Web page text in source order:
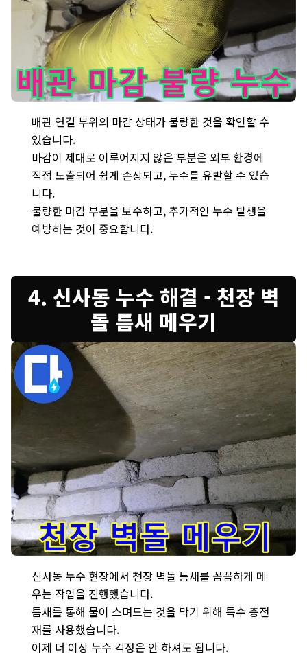
배관 연결 부위의 마감 상태가 불량한 것을 확인할 수
있습니다.
마감이 제대로 이루어지지 않은 부분은 외부 환경에
직접 노출되어 쉽게 손상되고, 누수를 유발할 수 있습
니다.
불량한 마감 부분을 보수하고, 추가적인 누수 발생을
예방하는 것이 중요합니다.
4. 신사동 누수 해결 - 천장 벽
돌 틈새 메우기
신사동 누수 현장에서 천장 벽돌 틈새를 꼼꼼하게 메
우는 작업을 진행했습니다.
틈새를 통해 물이 스며드는 것을 막기 위해 특수 충전
재를 사용했습니다.
이제 더 이상 누수 걱정은 안 하셔도 됩니다.